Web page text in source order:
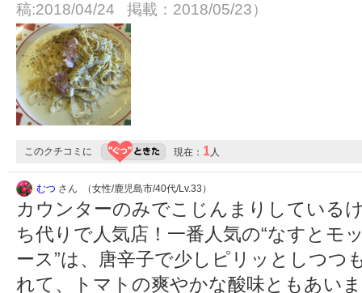
稿:2018/04/24 掲載：2018/05/23）
このクチコミに 現在： 1人
むつ さん （女性/鹿児島市/40代/Lv.33）
カウンターのみでこじんまりしている
ち代りで人気店！一番人気の“なすとモ
ース”は、唐辛子で少しピリッとしつつ
れて、トマトの爽やかな酸味ともあい